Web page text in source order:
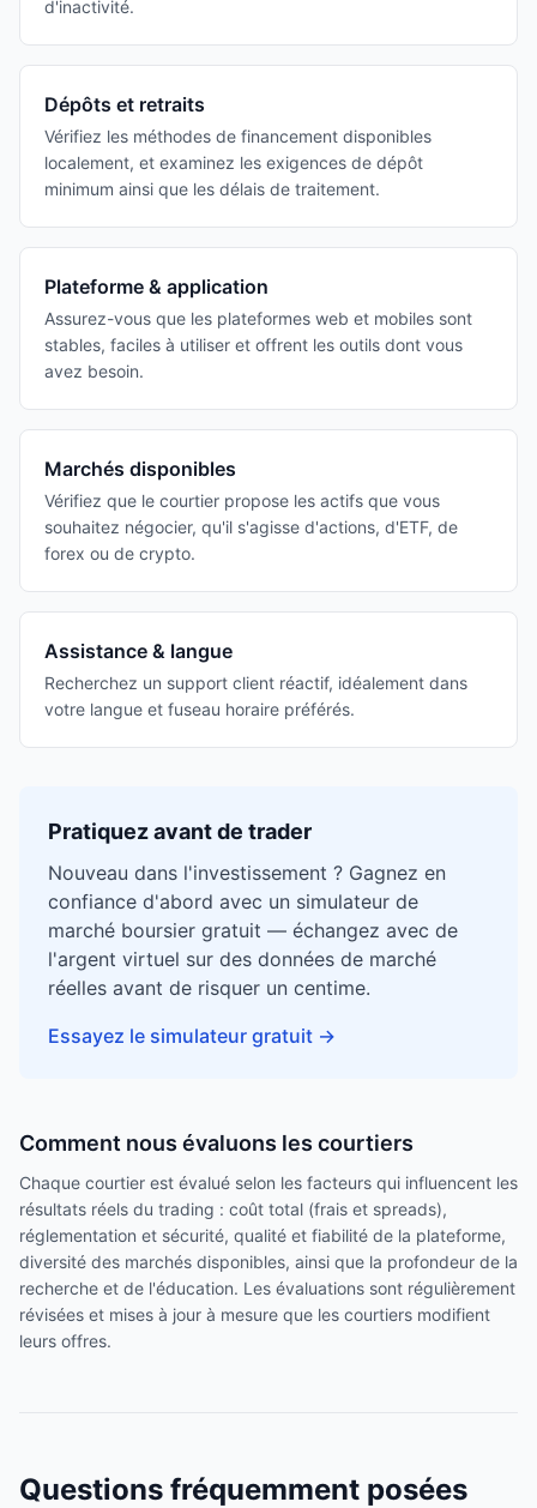
d'inactivité.
Dépôts et retraits
Vérifiez les méthodes de financement disponibles
localement, et examinez les exigences de dépôt
minimum ainsi que les délais de traitement.
Plateforme & application
Assurez-vous que les plateformes web et mobiles sont
stables, faciles à utiliser et offrent les outils dont vous
avez besoin.
Marchés disponibles
Vérifiez que le courtier propose les actifs que vous
souhaitez négocier, qu'il s'agisse d'actions, d'ETF, de
forex ou de crypto.
Assistance & langue
Recherchez un support client réactif, idéalement dans
votre langue et fuseau horaire préférés.
Pratiquez avant de trader
Nouveau dans l'investissement ? Gagnez en
confiance d'abord avec un simulateur de
marché boursier gratuit — échangez avec de
l'argent virtuel sur des données de marché
réelles avant de risquer un centime.
Essayez le simulateur gratuit →
Comment nous évaluons les courtiers
Chaque courtier est évalué selon les facteurs qui influencent les
résultats réels du trading : coût total (frais et spreads),
réglementation et sécurité, qualité et fiabilité de la plateforme,
diversité des marchés disponibles, ainsi que la profondeur de la
recherche et de l'éducation. Les évaluations sont régulièrement
révisées et mises à jour à mesure que les courtiers modifient
leurs offres.
Questions fréquemment posées